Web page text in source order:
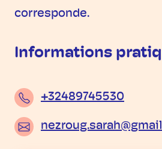
corresponde.
Informations
+32489745530